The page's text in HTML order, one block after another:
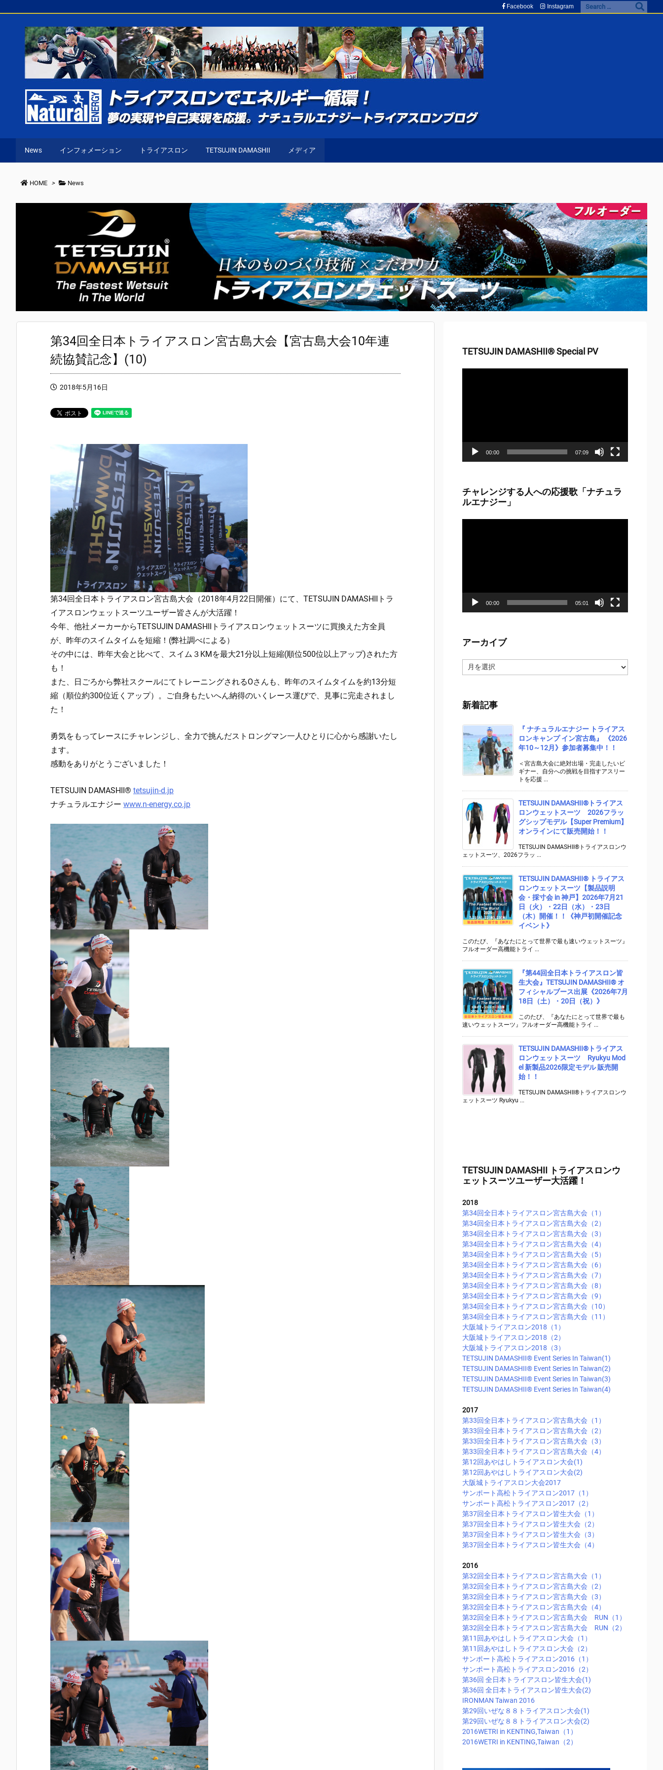
News インフォメーション トライアスロン TETSUJIN DAMASHII メディア
Facebook Instagram
HOME > News
第34回全日本トライアスロン宮古島大会【宮古島大会10年連
続協賛記念】(10)
2018年5月16日
第34回全日本トライアスロン宮古島大会（2018年4月22日開催）にて、TETSUJIN DAMASHIIトラ
イアスロンウェットスーツユーザー皆さんが大活躍！
今年、他社メーカーからTETSUJIN DAMASHIIトライアスロンウェットスーツに買換えた方全員
が、昨年のスイムタイムを短縮！(弊社調べによる）
その中には、昨年大会と比べて、スイム３KMを最大21分以上短縮(順位500位以上アップ)された方
も！
また、日ごろから弊社スクールにてトレーニングされるOさんも、昨年のスイムタイムを約13分短
縮（順位約300位近くアップ）。ご自身もたいへん納得のいくレース運びで、見事に完走されまし
た！
勇気をもってレースにチャレンジし、全力で挑んだストロングマン一人ひとりに心から感謝いたし
ます。
感動をありがとうございました！
TETSUJIN DAMASHII® tetsujin-d.jp
ナチュラルエナジー www.n-energy.co.jp
TETSUJIN DAMASHII® Special PV
00:00 07:09
チャレンジする人への応援歌「ナチュラ
ルエナジー」
00:00 05:01
アーカイブ
ー
ブ
新着記事
『 ナチュラルエナジー トライアス
ロンキャンプ イン宮古島』 《2026
年10～12月》参加者募集中！！
＜宮古島大会に絶対出場・完走したいビ
ギナー、自分への挑戦を目指すアスリー
トを応援 ...
TETSUJIN DAMASHII®︎トライアス
ロンウェットスーツ 2026フラッ
グシップモデル【Super Premium】
オンラインにて販売開始！！
TETSUJIN DAMASHII®トライアスロンウ
ェットスーツ、2026フラッ ...
TETSUJIN DAMASHII® トライアス
ロンウェットスーツ【製品説明
会・採寸会 in 神戸】2026年7月21
日（火）・22日（水）・23日
（木）開催！！《神戸初開催記念
イベント》
このたび、『あなたにとって世界で最も速いウェットスーツ』
フルオーダー高機能トライ ...
『第44回全日本トライアスロン皆
生大会』TETSUJIN DAMASHII® オ
フィシャルブース出展《2026年7月
18日（土）・20日（祝）》
このたび、『あなたにとって世界で最も
速いウェットスーツ』フルオーダー高機能トライ ...
TETSUJIN DAMASHII®︎トライアス
ロンウェットスーツ Ryukyu Mod
el 新製品2026限定モデル 販売開
始！！
TETSUJIN DAMASHII®︎トライアスロンウ
ェットスーツ Ryukyu ...
TETSUJIN DAMASHII トライアスロンウ
ェットスーツユーザー大活躍！
2018
第34回全日本トライアスロン宮古島大会（1）
第34回全日本トライアスロン宮古島大会（2）
第34回全日本トライアスロン宮古島大会（3）
第34回全日本トライアスロン宮古島大会（4）
第34回全日本トライアスロン宮古島大会（5）
第34回全日本トライアスロン宮古島大会（6）
第34回全日本トライアスロン宮古島大会（7）
第34回全日本トライアスロン宮古島大会（8）
第34回全日本トライアスロン宮古島大会（9）
第34回全日本トライアスロン宮古島大会（10）
第34回全日本トライアスロン宮古島大会（11）
大阪城トライアスロン2018（1）
大阪城トライアスロン2018（2）
大阪城トライアスロン2018（3）
TETSUJIN DAMASHII®︎ Event Series In Taiwan(1)
TETSUJIN DAMASHII®︎ Event Series In Taiwan(2)
TETSUJIN DAMASHII®︎ Event Series In Taiwan(3)
TETSUJIN DAMASHII®︎ Event Series In Taiwan(4)
2017
第33回全日本トライアスロン宮古島大会（1）
第33回全日本トライアスロン宮古島大会（2）
第33回全日本トライアスロン宮古島大会（3）
第33回全日本トライアスロン宮古島大会（4）
第12回あやはしトライアスロン大会(1)
第12回あやはしトライアスロン大会(2)
大阪城トライアスロン大会2017
サンポート高松トライアスロン2017（1）
サンポート高松トライアスロン2017（2）
第37回全日本トライアスロン皆生大会（1）
第37回全日本トライアスロン皆生大会（2）
第37回全日本トライアスロン皆生大会（3）
第37回全日本トライアスロン皆生大会（4）
2016
第32回全日本トライアスロン宮古島大会（1）
第32回全日本トライアスロン宮古島大会（2）
第32回全日本トライアスロン宮古島大会（3）
第32回全日本トライアスロン宮古島大会（4）
第32回全日本トライアスロン宮古島大会 RUN（1）
第32回全日本トライアスロン宮古島大会 RUN（2）
第11回あやはしトライアスロン大会（1）
第11回あやはしトライアスロン大会（2）
サンポート高松トライアスロン2016（1）
サンポート高松トライアスロン2016（2）
第36回 全日本トライアスロン皆生大会(1)
第36回 全日本トライアスロン皆生大会(2)
IRONMAN Taiwan 2016
第29回いぜな８８トライアスロン大会(1)
第29回いぜな８８トライアスロン大会(2)
2016WETRI in KENTING,Taiwan（1）
2016WETRI in KENTING,Taiwan（2）